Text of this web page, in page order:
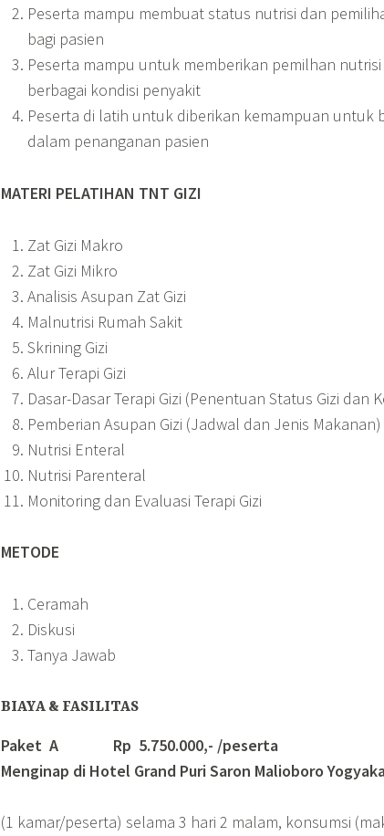
Peserta mampu membuat status nutrisi dan
bagi pasien
Peserta mampu untuk memberikan pemilhan
berbagai kondisi penyakit
Peserta di latih untuk diberikan kemampuan untuk
dalam penanganan pasien
MATERI PELATIHAN TNT GIZI
Zat Gizi Makro
Zat Gizi Mikro
Analisis Asupan Zat Gizi
Malnutrisi Rumah Sakit
Skrining Gizi
Alur Terapi Gizi
Dasar-Dasar Terapi Gizi (Penentuan Status Gizi dan
Pemberian Asupan Gizi (Jadwal dan Jenis Makanan)
Nutrisi Enteral
Nutrisi Parenteral
Monitoring dan Evaluasi Terapi Gizi
METODE
Ceramah
Diskusi
Tanya Jawab
BIAYA & FASILITAS
Paket A Rp 5.750.000,- /peserta
Menginap di Hotel Grand Puri Saron Malioboro
(1 kamar/peserta) selama 3 hari 2 malam, konsumsi